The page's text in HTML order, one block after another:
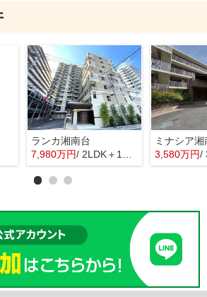
ランカ湘南台
7,980万円/ 2LDK＋1S(納戸) 3,580万円/